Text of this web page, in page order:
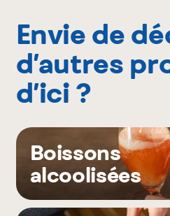
Envie de
d’autres
d’ici ?
Boissons
alcoolisées